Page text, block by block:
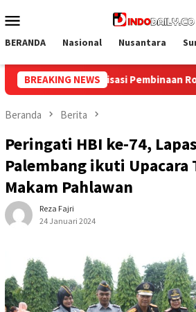
ke
Mobile
BERANDA Nasional Nusantara
BREAKING NEWS
Binaan Bangun Kesamaan
Beranda Berita
Peringati HBI ke-74,
Palembang ikuti Upacara
Makam Pahlawan
Reza Fajri
24 Januari 2024